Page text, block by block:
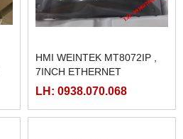
HMI WEINTEK MT8072IP ,
7INCH ETHERNET
LH: 0938.070.068